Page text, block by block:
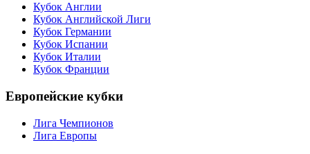
Кубок Англии
Кубок Английской Лиги
Кубок Германии
Кубок Испании
Кубок Италии
Кубок Франции
Европейские кубки
Лига Чемпионов
Лига Европы